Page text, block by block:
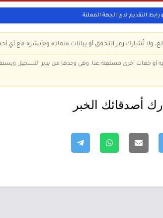
رابط التقديم لدى الجهة المعلنة
ولا تُشارك رمز التحقق أو بيانات «نفاذ» و«أبشر» مع أي
فيه أو جهات أخرى مستقلة عنا، وهي وحدها من يدير التسجيل
أصدقائك الخبر